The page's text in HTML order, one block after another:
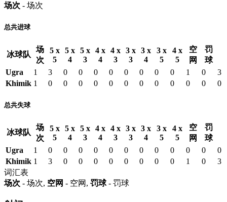
场次 - 场次
总共进球
冰球队
场
次
5 x
5
5 x
4
5 x
3
4 x
4
4 x
3
3 x
3
3 x
4
3 x
5
4 x
5
空
网
罚
球
Ugra
1 3 0 0 0 0 0 0 0 0 1 0
3
Khimik 1 0 0 0 0 0 0 0 0 0 0 0 0
总共失球
冰球队
场
次
5 x
5
5 x
4
5 x
3
4 x
4
4 x
3
3 x
3
3 x
4
3 x
5
4 x
5
空
网
罚
球
Ugra
1 0 0 0 0 0 0 0 0 0 0 0
0
Khimik 1 3 0 0 0 0 0 0 0 0 1 0
3
词汇表
场次 - 场次, 空网 - 空网, 罚球- 罚球